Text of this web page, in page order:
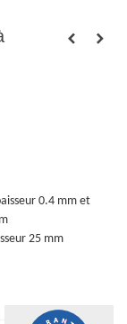
0.4 mm et
25 mm